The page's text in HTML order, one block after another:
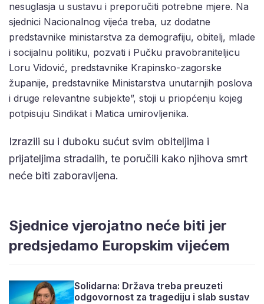
nesuglasja u sustavu i preporučiti potrebne mjere. Na
sjednici Nacionalnog vijeća treba, uz dodatne
predstavnike ministarstva za demografiju, obitelj, mlade
i socijalnu politiku, pozvati i Pučku pravobraniteljicu
Loru Vidović, predstavnike Krapinsko-zagorske
županije, predstavnike Ministarstva unutarnjih poslova
i druge relevantne subjekte”, stoji u priopćenju kojeg
potpisuju Sindikat i Matica umirovljenika.
Izrazili su i duboku sućut svim obiteljima i
prijateljima stradalih, te poručili kako njihova smrt
neće biti zaboravljena.
Sjednice vjerojatno neće biti jer
predsjedamo Europskim vijećem
Solidarna: Država treba preuzeti
odgovornost za tragediju i slab sustav